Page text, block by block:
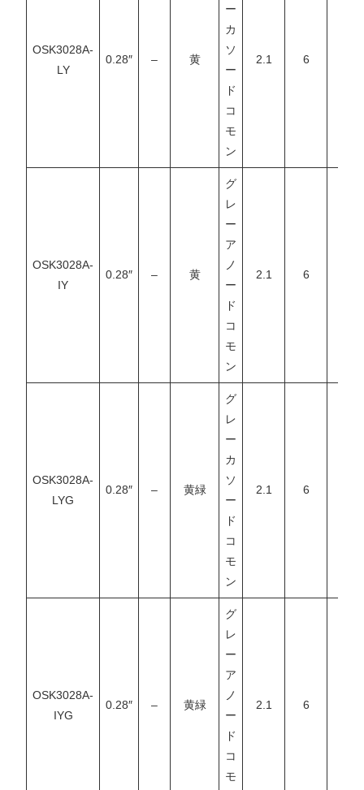
OSK3028A-
LY
0.28″ – 黄
ー
カ
ソ
ー
ド
コ
モ
ン
2.1 6
OSK3028A-
IY
0.28″ – 黄
グ
レ
ー
ア
ノ
ー
ド
コ
モ
ン
2.1 6
OSK3028A-
LYG
0.28″ – 黄緑
グ
レ
ー
カ
ソ
ー
ド
コ
モ
ン
2.1 6
OSK3028A-
IYG
0.28″ – 黄緑
グ
レ
ー
ア
ノ
ー
ド
コ
モ
2.1 6